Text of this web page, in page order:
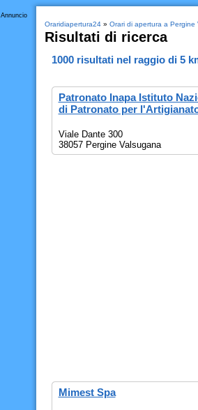
Annuncio
Oraridiapertura24» Orari di apertura a Pergine
Risultati di ricerca
1000risultati nel raggio di 5
Patronato Inapa Istituto
di Patronato per
Viale Dante 300
38057 Pergine Valsugana
Mimest Spa